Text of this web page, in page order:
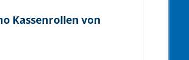
Kassenrollen von